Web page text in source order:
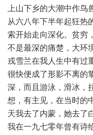
上山下乡的大潮中作鸟
从六八年下半年起
索开始走向深化。贫
不是最深的痛楚，大环
戎雪兰在我人生中有
很快便成了形影不离的
深，而且游泳，滑冰，
想，有主见，在当时的
天我去了内蒙，她去了
我在一九七零年曾有诗